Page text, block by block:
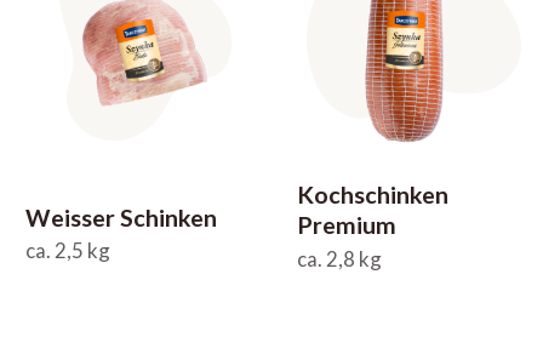
Weisser Schinken
ca. 2,5 kg
Kochschinken
Premium
ca. 2,8 kg